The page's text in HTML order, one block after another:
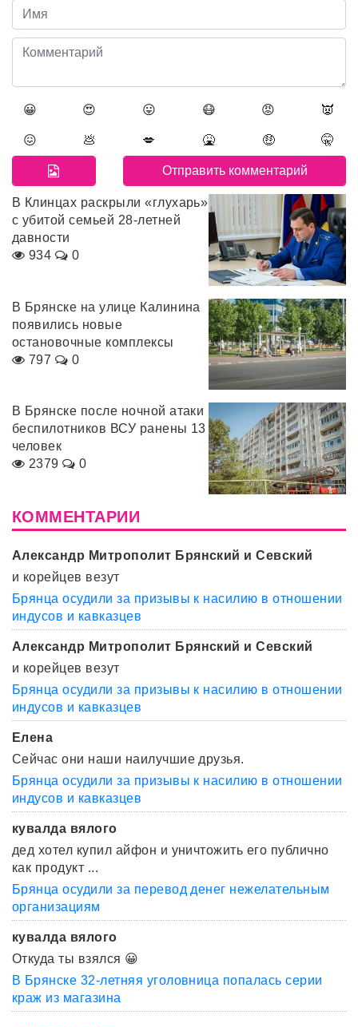
😀 😍 😛 😷 😡 👿
😖 💩 💋 🤮 🤑 🤫
В Клинцах раскрыли «глухарь»
с убитой семьей 28-летней
давности
934
0
В Брянске на улице Калинина
появились новые
остановочные комплексы
797
0
В Брянске после ночной атаки
беспилотников ВСУ ранены 13
человек
2379
0
КОММЕНТАРИИ
Александр Митрополит Брянский и Севский
и корейцев везут
Брянца осудили за призывы к насилию в отношении
индусов и кавказцев
Александр Митрополит Брянский и Севский
и корейцев везут
Брянца осудили за призывы к насилию в отношении
индусов и кавказцев
Елена
Сейчас они наши наилучшие друзья.
Брянца осудили за призывы к насилию в отношении
индусов и кавказцев
кувалда вялого
дед хотел купил айфон и уничтожить его публично
как продукт ...
Брянца осудили за перевод денег нежелательным
организациям
кувалда вялого
Откуда ты взялся 😀
В Брянске 32-летняя уголовница попалась серии
краж из магазина